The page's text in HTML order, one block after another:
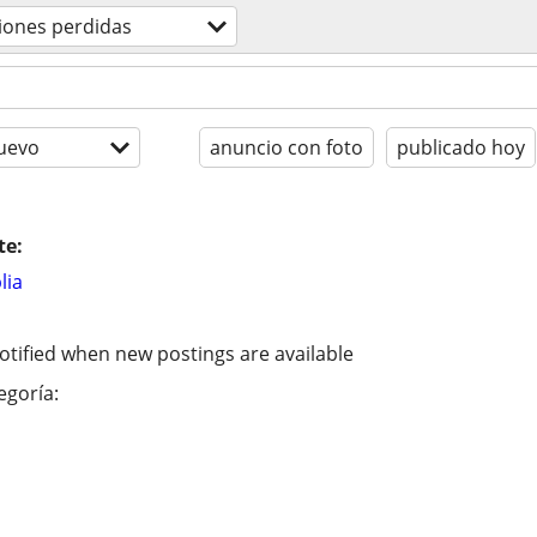
perdidas
anuncio con foto publicado hoy
when new postings are available